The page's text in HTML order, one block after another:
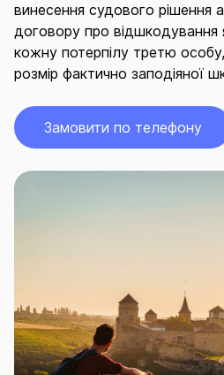
винесення судового рішення
договору про відшкодування
кожну потерпілу третю
розмір фактично заподіяної
Замовити по телефону